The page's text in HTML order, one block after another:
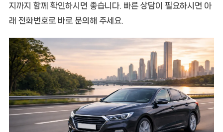
지까지 함께 확인하시면 좋습니다. 빠른 상담이 필요하시면 아
래 전화번호로 바로 문의해 주세요.